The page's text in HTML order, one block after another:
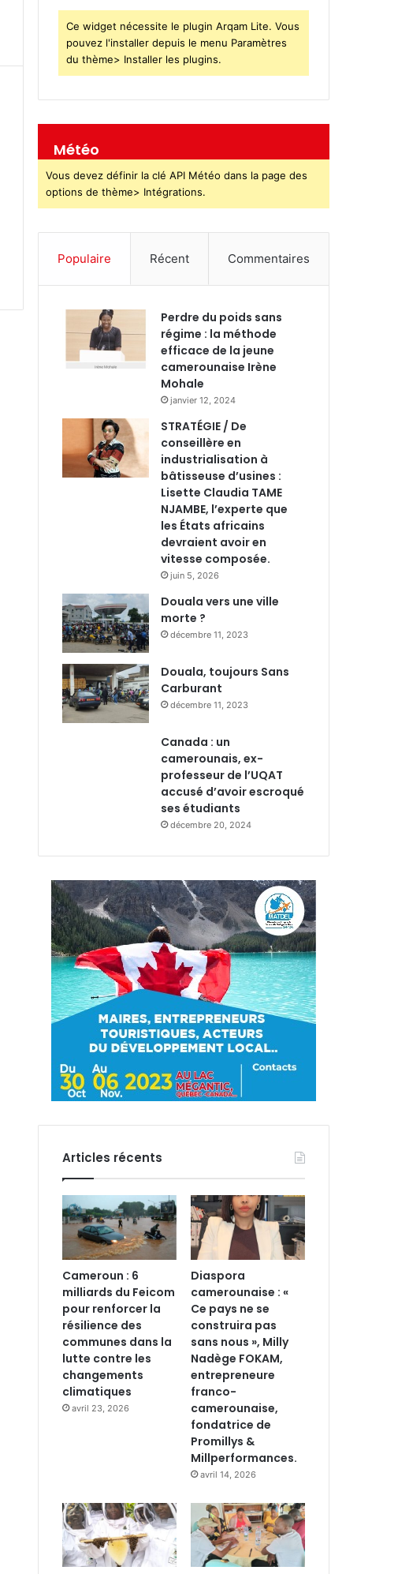
Ce widget nécessite le plugin Arqam Lite. Vous
pouvez l'installer depuis le menu Paramètres
du thème> Installer les plugins.
Météo
Vous devez définir la clé API Météo dans la page des
options de thème> Intégrations.
Populaire Récent Commentaires
Perdre du poids sans
régime : la méthode
efficace de la jeune
camerounaise Irène
Mohale
janvier 12, 2024
STRATÉGIE / De
conseillère en
industrialisation à
bâtisseuse d’usines :
Lisette Claudia TAME
NJAMBE, l’experte que
les États africains
devraient avoir en
vitesse composée.
juin 5, 2026
Douala vers une ville
morte ?
décembre 11, 2023
Douala, toujours Sans
Carburant
décembre 11, 2023
Canada : un
camerounais, ex-
professeur de l’UQAT
accusé d’avoir escroqué
ses étudiants
décembre 20, 2024
Articles récents
Cameroun : 6
milliards du Feicom
pour renforcer la
résilience des
communes dans la
lutte contre les
changements
climatiques
avril 23, 2026
Diaspora
camerounaise : «
Ce pays ne se
construira pas
sans nous », Milly
Nadège FOKAM,
entrepreneure
franco-
camerounaise,
fondatrice de
Promillys &
Millperformances.
avril 14, 2026